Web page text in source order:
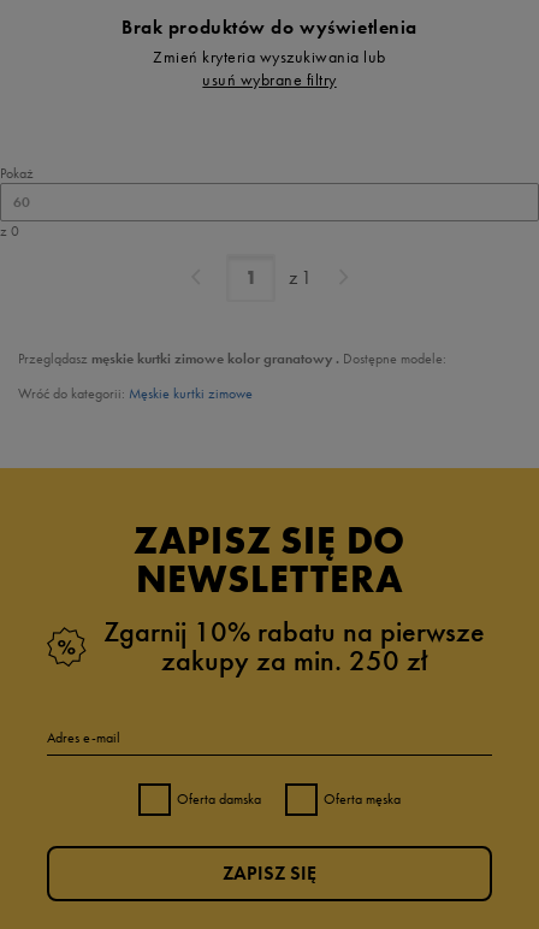
Brak produktów do wyświetlenia
Zmień kryteria wyszukiwania lub
usuń wybrane filtry
Pokaż
60
z 0
z 1
Przeglądasz męskie kurtki zimowe kolor granatowy . Dostępne modele:
Wróć do kategorii: Męskie kurtki zimowe
ZAPISZ SIĘ DO
NEWSLETTERA
Zgarnij 10% rabatu na pierwsze
zakupy za min. 250 zł
Adres e-mail
Oferta damska Oferta męska
ZAPISZ SIĘ